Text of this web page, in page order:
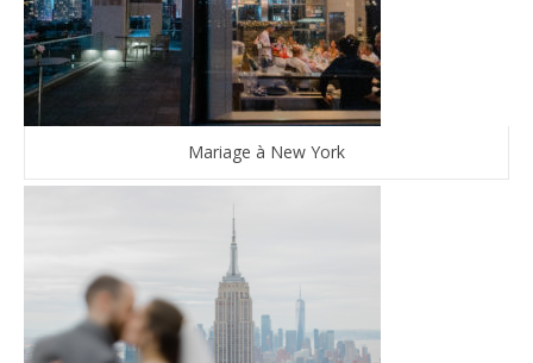
Mariage à New York